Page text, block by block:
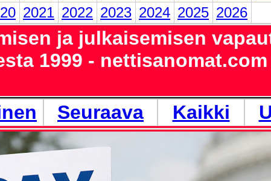
2021 2022 2023 2024 2025 2026
ja julkaisemisen
1999 -
Seuraava Kaikki